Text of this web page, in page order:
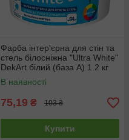
Фарба інтер'єрна для стін та
стель білосніжна "Ultra White"
DekArt білий (база А) 1.2 кг
В наявності
75,19 ₴ 103 ₴
Купити